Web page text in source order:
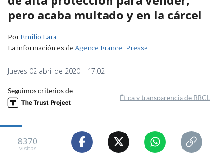
pero acaba multado y en la cárcel
PorEmilio Lara
La información es deAgence France-Presse
Jueves 02 abril de 2020 | 17:02
Seguimos criterios de
Ética y transparencia de BBCL
8370
visitas